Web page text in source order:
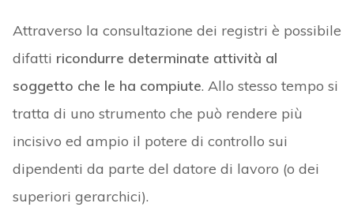
Attraverso la consultazione dei registri è possibile
difatti ricondurre determinate attività al
soggetto che le ha compiute. Allo stesso tempo si
tratta di uno strumento che può rendere più
incisivo ed ampio il potere di controllo sui
dipendenti da parte del datore di lavoro (o dei
superiori gerarchici).